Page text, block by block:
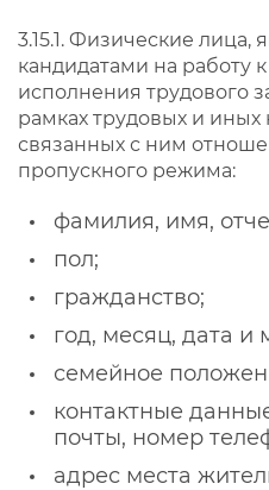
3.15.1. Физические лица,
кандидатами на работу
исполнения трудового
рамках трудовых и
связанных с ним
пропускного режима:
фамилия, имя,
пол;
гражданство;
год, месяц, дата и
семейное
контактные
почты, номер
адрес места